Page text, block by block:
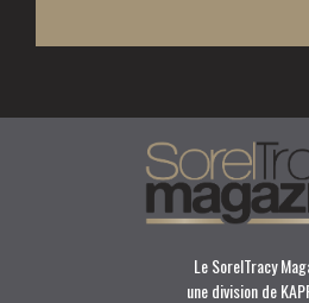
Le SorelTracy
une division de